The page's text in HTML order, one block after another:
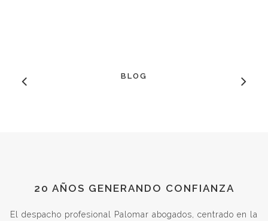
BLOG
20 AÑOS GENERANDO CONFIANZA
El despacho profesional Palomar abogados, centrado en la